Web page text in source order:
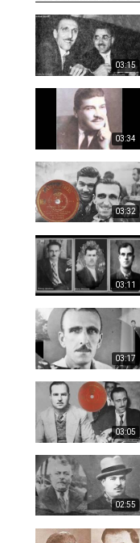
03:15
03:34
03:32
03:11
03:17
03:05
02:55